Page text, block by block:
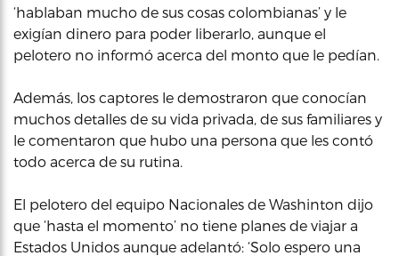
‘hablaban mucho de sus cosas colombianas’ y le
exigían dinero para poder liberarlo, aunque el
pelotero no informó acerca del monto que le pedían.
Además, los captores le demostraron que conocían
muchos detalles de su vida privada, de sus familiares y
le comentaron que hubo una persona que les contó
todo acerca de su rutina.
El pelotero del equipo Nacionales de Washinton dijo
que ‘hasta el momento’ no tiene planes de viajar a
Estados Unidos aunque adelantó: ‘Solo espero una